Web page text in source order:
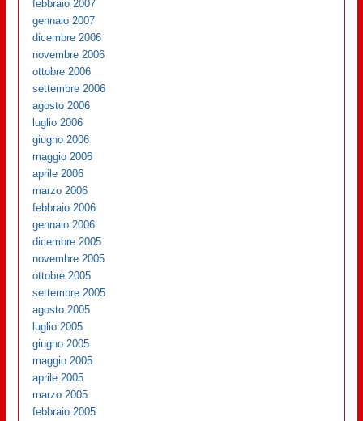
febbraio 2007
gennaio 2007
dicembre 2006
novembre 2006
ottobre 2006
settembre 2006
agosto 2006
luglio 2006
giugno 2006
maggio 2006
aprile 2006
marzo 2006
febbraio 2006
gennaio 2006
dicembre 2005
novembre 2005
ottobre 2005
settembre 2005
agosto 2005
luglio 2005
giugno 2005
maggio 2005
aprile 2005
marzo 2005
febbraio 2005